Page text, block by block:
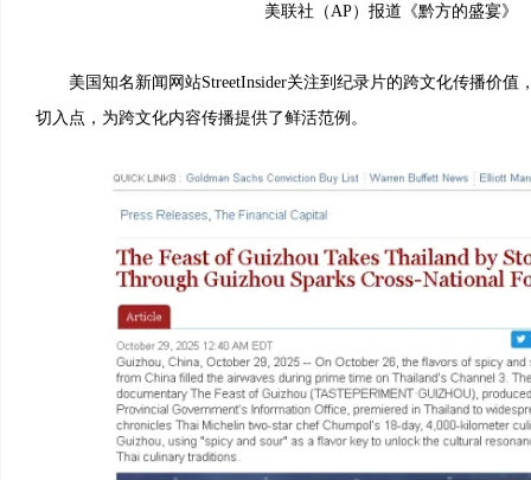
美联社（AP）报道《黔方的盛宴》
美国知名新闻网站StreetInsider关注到纪录片的跨文化传播价值
切入点，为跨文化内容传播提供了鲜活范例。